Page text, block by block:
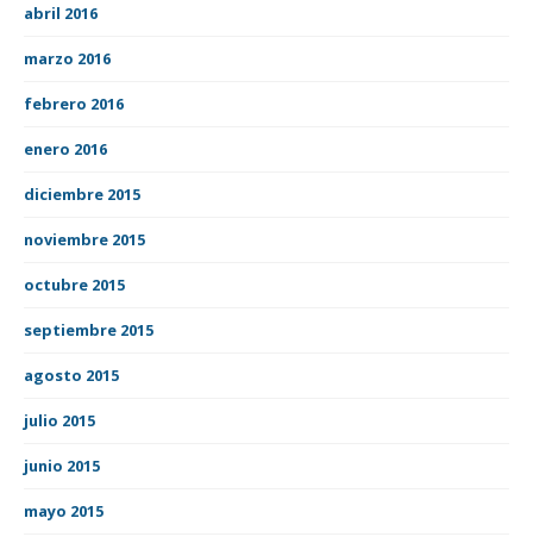
abril 2016
marzo 2016
febrero 2016
enero 2016
diciembre 2015
noviembre 2015
octubre 2015
septiembre 2015
agosto 2015
julio 2015
junio 2015
mayo 2015